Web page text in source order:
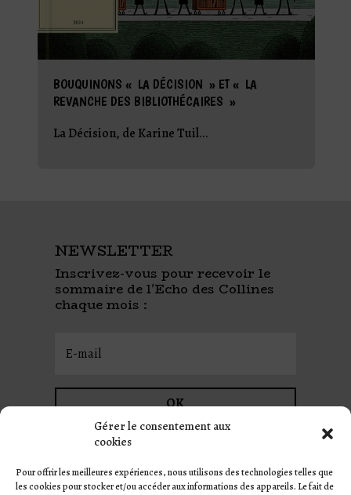
Gérer le consentement aux
cookies
Pour offrir les meilleures expériences, nous utilisons des technologies telles que
les cookies pour stocker et/ou accéder aux informations des appareils. Le fait de
BOUQUINONS « LA DÉCISION » ET « LA
REVANCHE DES BIBLIOTHÉCAIRES »
La Décision, de Karine Tuil...
NEWSLETTER
Inscrivez-vous pour recevoir le
sommaire de l'Echo des Collines
chaque mois :
OK